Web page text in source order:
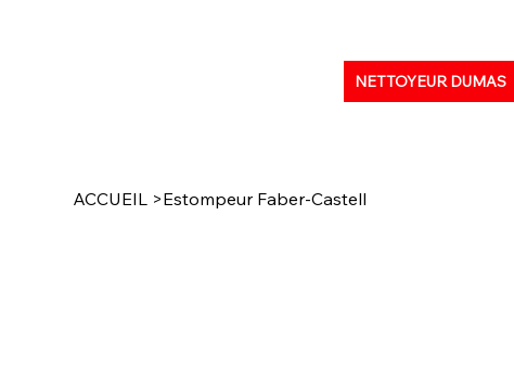
NETTOYEUR DUMAS
ACCUEIL >Estompeur Faber-Castell